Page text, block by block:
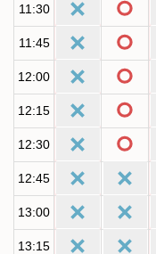
11:30
11:45
12:00
12:15
12:30
12:45
13:00
13:15